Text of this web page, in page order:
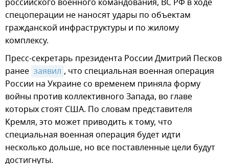
спецоперации не наносят удары по объектам
гражданской инфраструктуры и по жилому
комплексу.
Пресс-секретарь президента России Дмитрий Песков
ранее заявил , что специальная военная операция
России на Украине со временем приняла форму
войны против коллективного Запада, во главе
которых стоят США. По словам представителя
Кремля, это может приводить к тому, что
специальная военная операция будет идти
несколько дольше, но все поставленные цели будут
достигнуты.